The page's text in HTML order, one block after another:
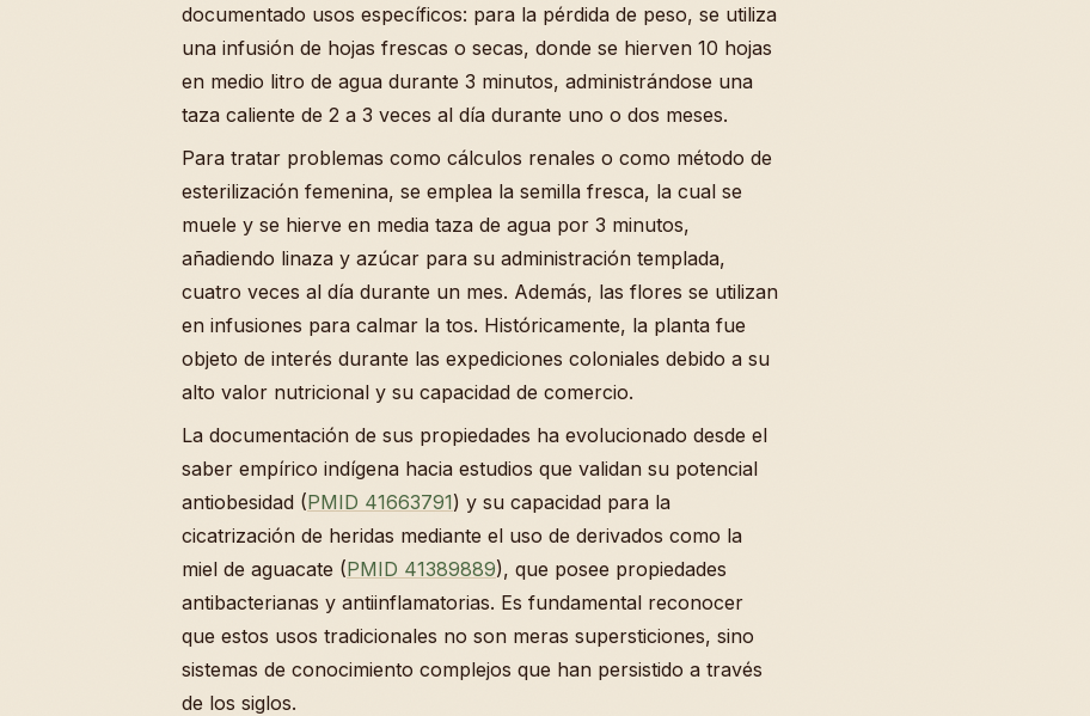
documentado usos específicos: para la pérdida de peso, se utiliza
una infusión de hojas frescas o secas, donde se hierven 10 hojas
en medio litro de agua durante 3 minutos, administrándose una
taza caliente de 2 a 3 veces al día durante uno o dos meses.
Para tratar problemas como cálculos renales o como método de
esterilización femenina, se emplea la semilla fresca, la cual se
muele y se hierve en media taza de agua por 3 minutos,
añadiendo linaza y azúcar para su administración templada,
cuatro veces al día durante un mes. Además, las flores se utilizan
en infusiones para calmar la tos. Históricamente, la planta fue
objeto de interés durante las expediciones coloniales debido a su
alto valor nutricional y su capacidad de comercio.
La documentación de sus propiedades ha evolucionado desde el
saber empírico indígena hacia estudios que validan su potencial
antiobesidad (PMID 41663791) y su capacidad para la
cicatrización de heridas mediante el uso de derivados como la
miel de aguacate (PMID 41389889), que posee propiedades
antibacterianas y antiinflamatorias. Es fundamental reconocer
que estos usos tradicionales no son meras supersticiones, sino
sistemas de conocimiento complejos que han persistido a través
de los siglos.